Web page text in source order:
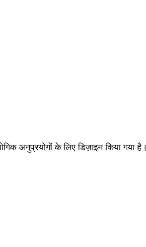
अनुप्रयोगों के लिए डिज़ाइन किया गया है।